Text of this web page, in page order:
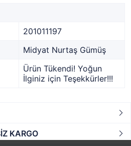
201011197
Midyat Nurtaş Gümüş
Ürün Tükendi! Yoğun
İlginiz için Teşekkürler!!!
KARGO